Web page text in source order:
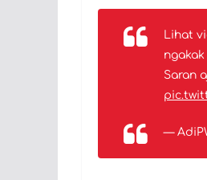
Lihat
Saran
—